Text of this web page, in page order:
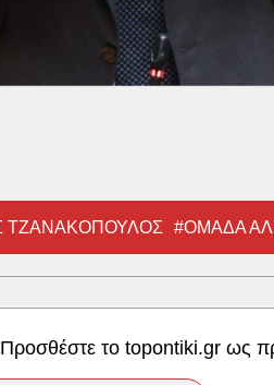
ΤΖΑΝΑΚΟΠΟΥΛΟΣ #ΟΜΑΔΑ
Προσθέστε το topontiki.gr ως